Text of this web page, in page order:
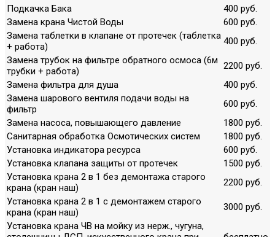
Подкачка Бака
400 руб.
Замена крана Чистой Воды
600 руб.
Замена таблетки в клапане от протечек (таблетка
+ работа)
400 руб.
Замена трубок на фильтре обратного осмоса (6м
трубки + работа)
2200 руб.
Замена фильтра для душа
400 руб.
Замена шарового вентиля подачи воды на
фильтр
600 руб.
Замена насоса, повышающего давление
1800 руб.
Санитарная обработка Осмотических систем
1800 руб.
Установка индикатора ресурса
600 руб.
Установка клапана защиты от протечек
1500 руб.
Установка крана 2 в 1 без демонтажа старого
крана (кран наш)
2200 руб.
Установка крана 2 в 1 с демонтажем старого
крана (кран наш)
3000 руб.
Установка крана ЧВ на мойку из нерж., чугуна,